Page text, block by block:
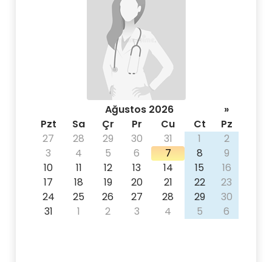
Ağustos 2026
»
Pzt
Sa Çr Pr Cu Ct
Pz
27
28 29 30 31 1
2
3
4 5 6 7 8
9
10
11 12 13 14 15
16
17
18 19 20 21 22
23
24
25 26 27 28 29
30
31
1 2 3 4 5 6